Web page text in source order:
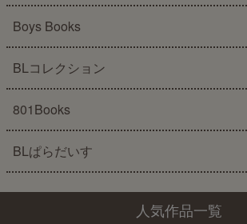
Boys Books
BLコレクション
801Books
BLぱらだいす
人気作品一覧